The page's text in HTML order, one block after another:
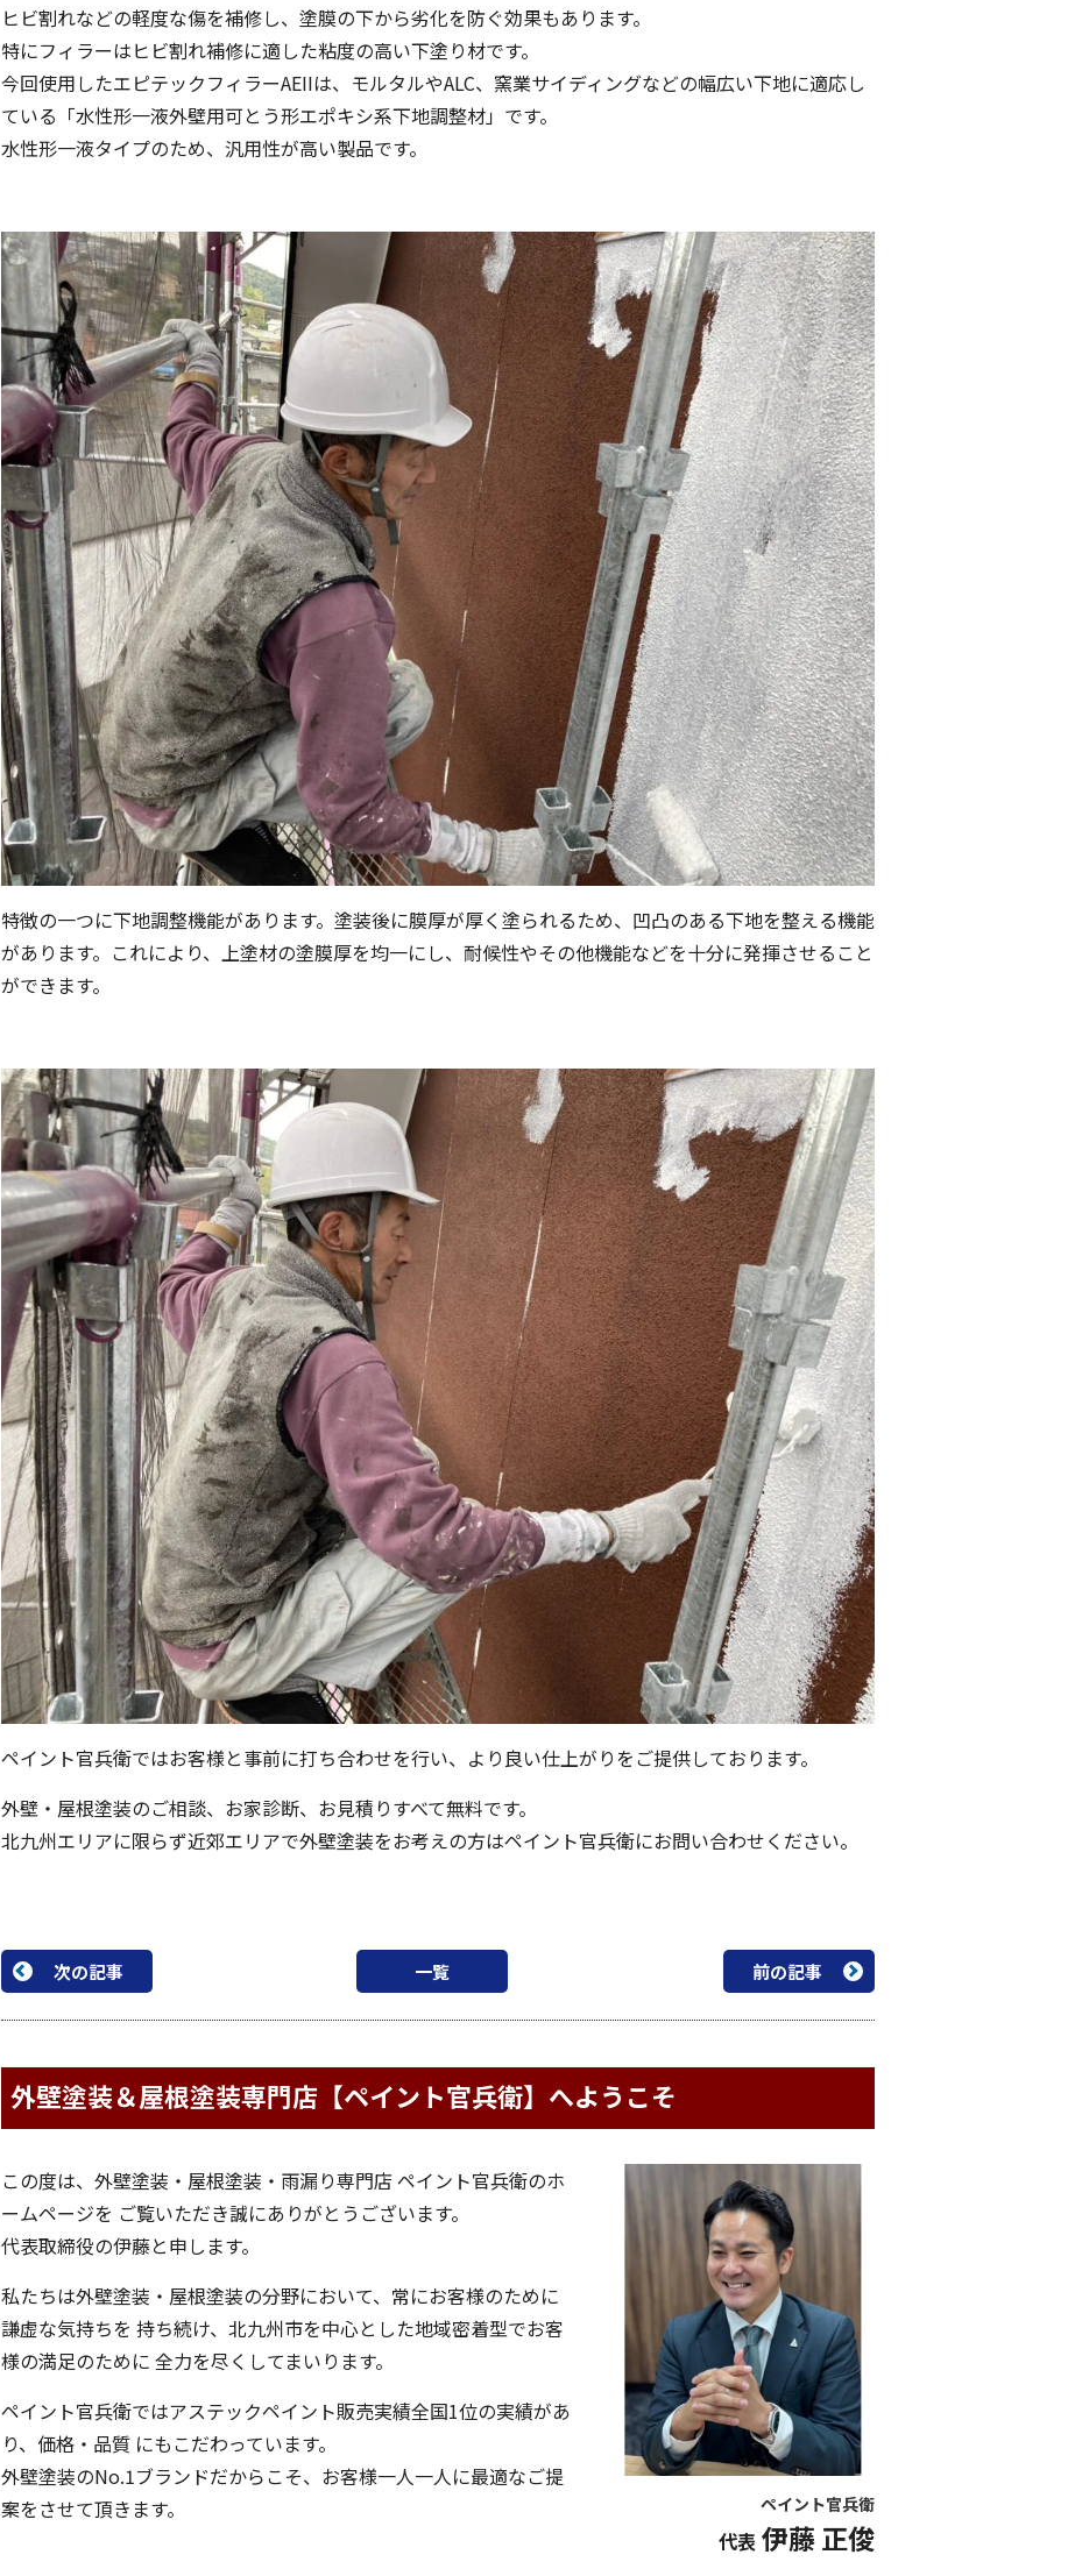
ヒビ割れなどの軽度な傷を補修し、塗膜の下から劣化を防ぐ効果もあります。
特にフィラーはヒビ割れ補修に適した粘度の高い下塗り材です。
今回使用したエピテックフィラーAEIIは、モルタルやALC、窯業サイディングなどの幅広い下地に適応し
ている「水性形一液外壁用可とう形エポキシ系下地調整材」です。
水性形一液タイプのため、汎用性が高い製品です。
特徴の一つに下地調整機能があります。塗装後に膜厚が厚く塗られるため、凹凸のある下地を整える機能
があります。これにより、上塗材の塗膜厚を均一にし、耐候性やその他機能などを十分に発揮させること
ができます。
ペイント官兵衛ではお客様と事前に打ち合わせを行い、より良い仕上がりをご提供しております。
外壁・屋根塗装のご相談、お家診断、お見積りすべて無料です。
北九州エリアに限らず近郊エリアで外壁塗装をお考えの方はペイント官兵衛にお問い合わせください。
次の記事 一覧 前の記事
外壁塗装＆屋根塗装専門店【ペイント官兵衛】へようこそ
ペイント官兵衛
代表 伊藤 正俊
この度は、外壁塗装・屋根塗装・雨漏り専門店 ペイント官兵衛のホ
ームページを ご覧いただき誠にありがとうございます。
代表取締役の伊藤と申します。
私たちは外壁塗装・屋根塗装の分野において、常にお客様のために
謙虚な気持ちを 持ち続け、北九州市を中心とした地域密着型でお客
様の満足のために 全力を尽くしてまいります。
ペイント官兵衛ではアステックペイント販売実績全国1位の実績があ
り、価格・品質 にもこだわっています。
外壁塗装のNo.1ブランドだからこそ、お客様一人一人に最適なご提
案をさせて頂きます。